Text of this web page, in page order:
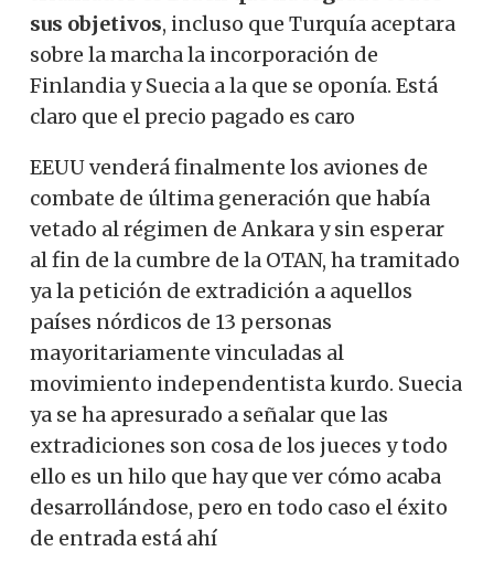
sus objetivos, incluso que Turquía aceptara
sobre la marcha la incorporación de
Finlandia y Suecia a la que se oponía. Está
claro que el precio pagado es caro
EEUU venderá finalmente los aviones de
combate de última generación que había
vetado al régimen de Ankara y sin esperar
al fin de la cumbre de la OTAN, ha tramitado
ya la petición de extradición a aquellos
países nórdicos de 13 personas
mayoritariamente vinculadas al
movimiento independentista kurdo. Suecia
ya se ha apresurado a señalar que las
extradiciones son cosa de los jueces y todo
ello es un hilo que hay que ver cómo acaba
desarrollándose, pero en todo caso el éxito
de entrada está ahí